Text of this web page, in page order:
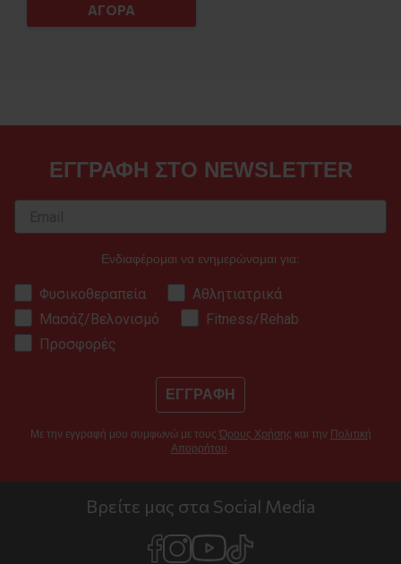
ΑΓΟΡΑ
ΕΓΓΡΑΦΗ ΣΤΟ NEWSLETTER
Ενδιαφέρομαι να ενημερώνομαι για:
Φυσικοθεραπεία
Αθλητιατρικά
Μασάζ/Βελονισμό
Fitness/Rehab
Προσφορές
ΕΓΓΡΑΦΗ
Με την εγγραφή μου συμφωνώ με τους Όρους Χρήσης και την Πολιτική
Απορρήτου.
Βρείτε μας στα Social Media